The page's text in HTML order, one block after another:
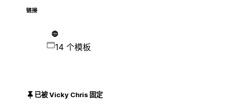
链接
14 个模板
已被 Vicky Chris 固定